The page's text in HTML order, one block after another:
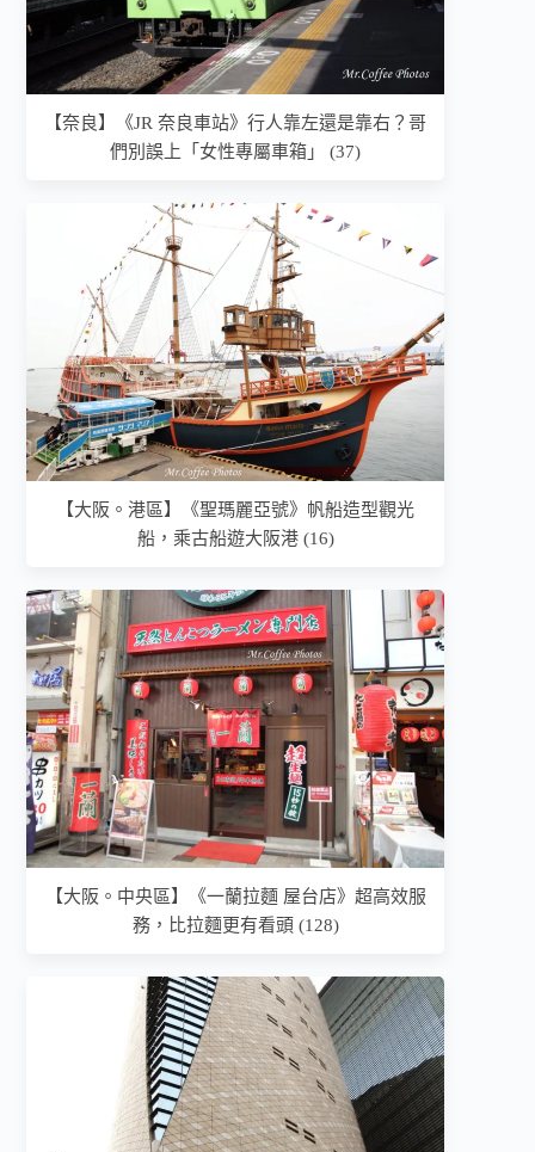
【奈良】《JR 奈良車站》行人靠左還是靠右？哥
們別誤上「女性專屬車箱」 (37)
【大阪。港區】《聖瑪麗亞號》帆船造型觀光
船，乘古船遊大阪港 (16)
【大阪。中央區】《一蘭拉麵 屋台店》超高效服
務，比拉麵更有看頭 (128)